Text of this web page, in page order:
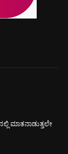
ಮಾತನಾಡುತ್ತಲೇ